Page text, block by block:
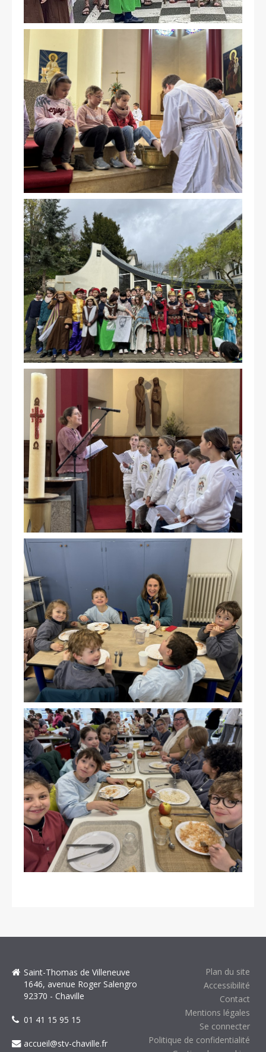
Plan du site
Accessibilité
Contact
Mentions légales
Se connecter
Politique de confidentialité
Saint-Thomas de Villeneuve
1646, avenue Roger Salengro
92370 - Chaville
01 41 15 95 15
accueil@stv-chaville.fr